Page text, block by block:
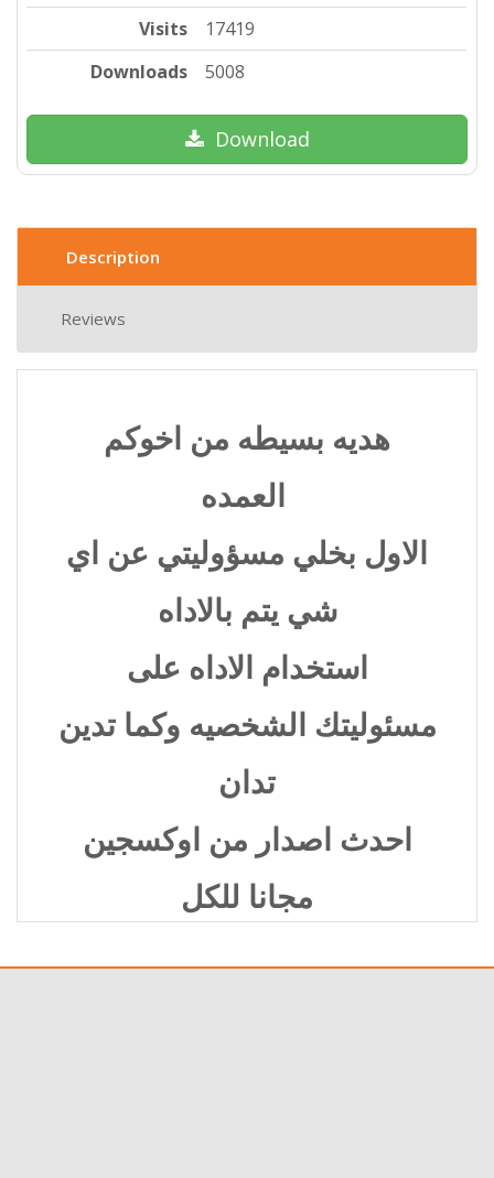
Visits
17419
Downloads
5008
Download
Description
Reviews
هديه بسيطه من اخوكم
الاول بخلي مسؤوليتي عن اي
شي يتم بالاداه
استخدام الاداه على
مسئوليتك الشخصيه وكما تدين
تدان
احدث اصدار من اوكسجين
مجانا للكل